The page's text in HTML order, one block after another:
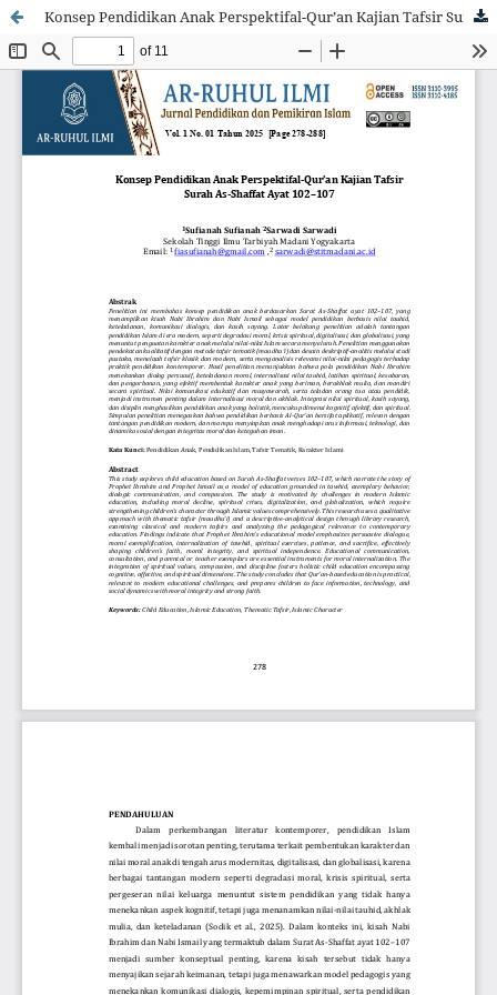
Konsep Pendidikan Anak Perspektifal-Qur’an Kajian Tafsir Surah As-Shaffat Ayat 102–107